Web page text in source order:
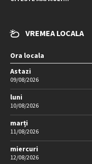
VREMEA LOCALA
Ora locala
Astazi
09/08/2026
luni
10/08/2026
marți
11/08/2026
miercuri
12/08/2026